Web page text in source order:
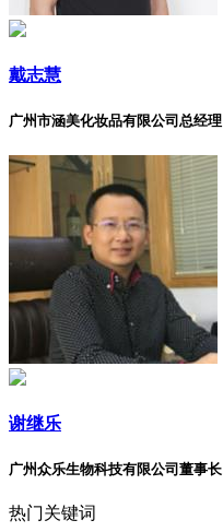
戴志慧
广州市涵美化妆品有限公司总经理
谢继乐
广州众乐生物科技有限公司董事长
热门关键词